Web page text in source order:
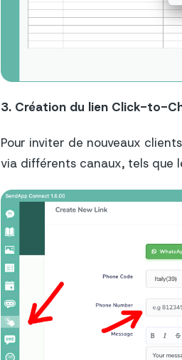
3. Création du lien Click-to-
Pour inviter de nouveaux
via différents canaux, tels que